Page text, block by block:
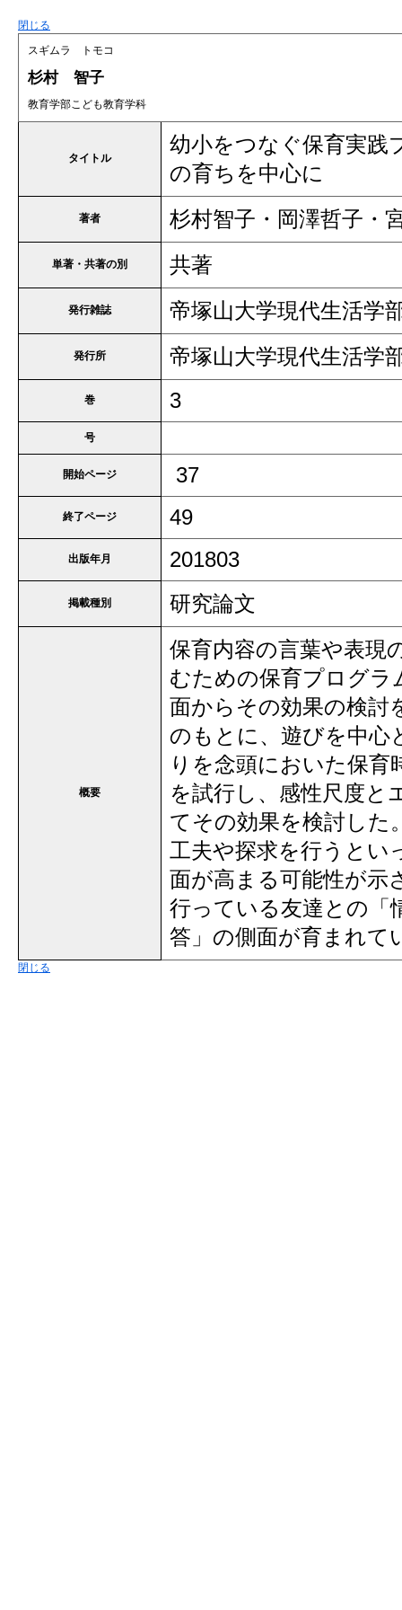
閉じる
スギムラ トモコ
杉村 智子
教育学部こども教育学科
タイトル
幼小をつなぐ保育実践
の育ちを中心に
著者 杉村智子・岡澤哲子・
単著・共著の別 共著
発行雑誌 帝塚山大学現代生活学
発行所 帝塚山大学現代生活学
巻 3
号
開始ページ 37
終了ページ 49
出版年月 201803
掲載種別 研究論文
概要
保育内容の言葉や表現
むための保育プログラ
面からその効果の検討
のもとに、遊びを中心
りを念頭においた保育
を試行し、感性尺度と
てその効果を検討した
工夫や探求を行うとい
面が高まる可能性が示
行っている友達との「
答」の側面が育まれて
閉じる